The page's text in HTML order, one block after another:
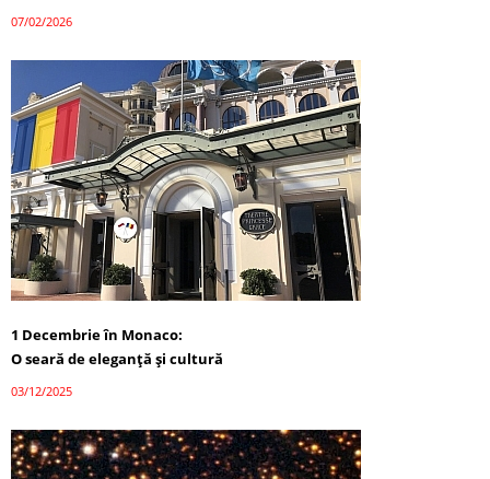
07/02/2026
1 Decembrie în Monaco:
O seară de eleganță și cultură
03/12/2025